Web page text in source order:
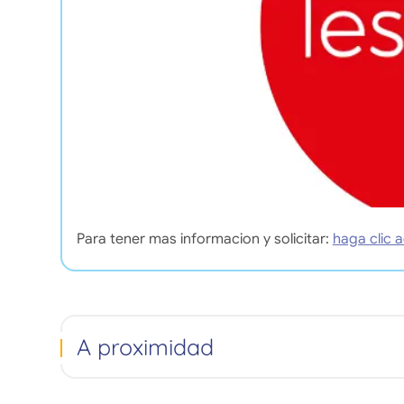
Para tener mas informacion y solicitar: haga clic
A proximidad